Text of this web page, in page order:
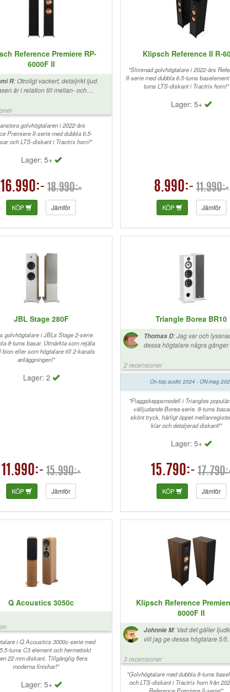
bäst med rotel. Sen är jag en
lyssnare med. Rent spontant så har ni
som läser detta, svårt att hitta
högtalare för dessa pengarna
de är hög klass och en riktig
Reference Premiere RP-
6000F II
R: Otroligt vackert, detaljrikt ljud.
är i relation till mellan- och
välj 8" versionen eller
baselement. För min trea är dessa
perfekta.
golvhögtalaren i 2022-års
Premiere II-serie med dubbla 6.5-
och LTS-diskant i Tractrix horn!"
Lager: 5+
16.990:- 18.990:-
KÖP Jämför
Klipsch Reference II R-
"Slimmad golvhögtalare i 2022-års
II-serie med dubbla 6.5-tums
tums LTS-diskant i Tractrix horn!"
Lager: 5+
8.990:- 11.990:-
KÖP Jämför
JBL Stage 280F
golvhögtalare i JBLs Stage 2-serie
8-tums basar. Utmärkta som rejäla
bion eller som högtalare till 2-kanals
anläggningen!"
Lager: 2
11.990:- 15.990:-
KÖP Jämför
Triangle Borea BR10
Thomas D:Jag var och
dessa högtalare några gånger
gick någon dag sen bestämde
köper dessa. Helt fantastiskt
underbara så jag är supernöjd. Tack
hembiobutiken för all hjälp.
2 recensioner
On-top.audio 2024 - ON-mag
"Flaggskeppsmodell i Triangles
välljudande Borea-serie. 8-tums
skönt tryck, härligt öppet
klar och detaljerad diskant!"
Lager: 5+
15.790:-
KÖP Jämför
Q Acoustics 3050c
i Q Acoustics 3000c-serie med
tums C3 element och hermetiskt
22 mm diskant. Tillgänglig flera
moderna finishar!"
Lager: 5+
Klipsch Reference
8000F II
Johnnie M: Vad det gäller
vill jag ge dessa högtalare 5/
helhetsbetyg så skulle jag vilja
och det beror ENDAST på
anledningar. Vinylen aom
dessa är inget vidare
3 recensioner
"Golvhögtalare med dubbla 8-tums
och LTS-diskant i Tractrix horn från